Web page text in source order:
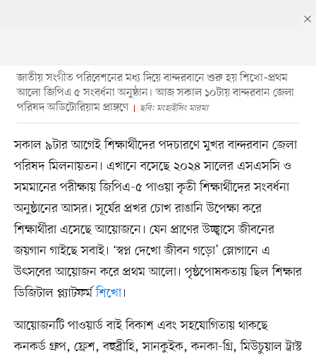
জাতীয় সংগীত পরিবেশনের মধ্য দিয়ে বান্দরবানে শুরু হয় শিখো–প্রথম
আলো জিপিএ ৫ সংবর্ধনা অনুষ্ঠান। আজ সকাল ১০টায় বান্দরবান জেলা
পরিষদ অডিটোরিয়াম প্রাঙ্গণে
ছবি: মংহাইসিং মারমা
সকাল ৯টার আগেই শিক্ষার্থীদের পদচারণে মুখর বান্দরবান জেলা
পরিষদ মিলনায়তন। এখানে বসেছে ২০২৪ সালের এসএসসি ও
সমমানের পরীক্ষায় জিপিএ-৫ পাওয়া কৃতী শিক্ষার্থীদের সংবর্ধনা
অনুষ্ঠানের আসর। সূর্যের প্রখর চোখ রাঙানি উপেক্ষা করে
শিক্ষার্থীরা এসেছে আয়োজনে। যেন প্রাণের উচ্ছ্বাসে জীবনের
জয়গান গাইছে সবাই। ‘স্বপ্ন দেখো জীবন গড়ো’ স্লোগানে এ
উৎসবের আয়োজন করে প্রথম আলো। পৃষ্ঠপোষকতায় ছিল শিক্ষার
ডিজিটাল প্ল্যাটফর্মশিখো।
আয়োজনটি পাওয়ার্ড বাই বিকাশ এবং সহযোগিতায় থাকছে
কনকর্ড গ্রুপ, ফ্রেশ, বহুব্রীহি, সানকুইক, কনকা-গ্রি, মিউচুয়াল ট্রাস্ট